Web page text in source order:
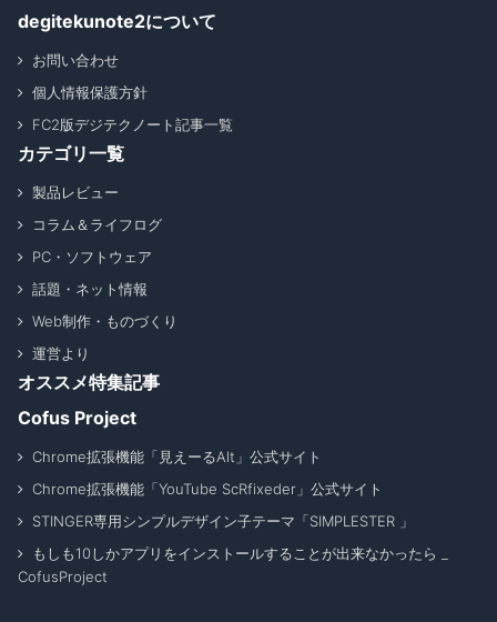
degitekunote2について
お問い合わせ
個人情報保護方針
FC2版デジテクノート記事一覧
カテゴリ一覧
製品レビュー
コラム＆ライフログ
PC・ソフトウェア
話題・ネット情報
Web制作・ものづくり
運営より
オススメ特集記事
Cofus Project
Chrome拡張機能「見えーるAlt」公式サイト
Chrome拡張機能「YouTube ScRfixeder」公式サイト
STINGER専用シンプルデザイン子テーマ「SIMPLESTER 」
もしも10しかアプリをインストールすることが出来なかったら _
CofusProject